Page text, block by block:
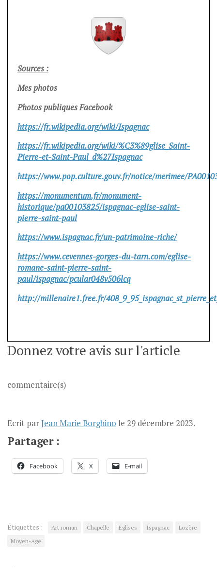
Sources :
Mes photos
Photos publiques Facebook
https://fr.wikipedia.org/wiki/Ispagnac
https://fr.wikipedia.org/wiki/%C3%89glise_Saint-
Pierre-et-Saint-Paul_d%27Ispagnac
https://www.pop.culture.gouv.fr/notice/merimee/
https://monumentum.fr/monument-
historique/pa00103825/ispagnac-eglise-saint-
pierre-saint-paul
https://www.ispagnac.fr/un-patrimoine-riche/
https://www.cevennes-gorges-du-tarn.com/eglise-
romane-saint-pierre-saint-
paul/ispagnac/pcular048v506lcq
http://millenaire1.free.fr/
Donnez votre avis sur l'article
commentaire(s)
Ecrit parJean Marie Borghino le 29 décembre 2023.
Partager :
Facebook X E-mail
Étiquettes : Art roman Chapelle Eglises Ispagnac
Lozère
Moyen-Age